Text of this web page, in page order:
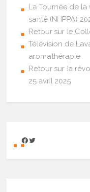
La Tournée de
santé (NHPPA)
Retour sur le
Télévision de
aromathérapie
Retour sur la
25 avril 2025